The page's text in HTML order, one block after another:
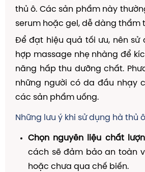
thủ ô. Các sản phẩm này
serum hoặc gel, dễ dàng thẩm
Để đạt hiệu quả tối ưu, nên sử
hợp massage nhẹ nhàng để
năng hấp thu dưỡng chất.
những người có da đầu nhạy
các sản phẩm uống.
Những lưu ý khi sử dụng hà thủ
Chọn nguyên liệu chất
cách sẽ đảm bảo an toàn
hoặc chưa qua chế biến.